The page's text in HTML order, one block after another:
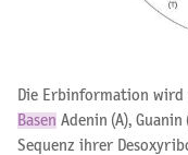
Die Erbinformation wird
Basen Adenin (A), Guanin
Sequenz ihrer